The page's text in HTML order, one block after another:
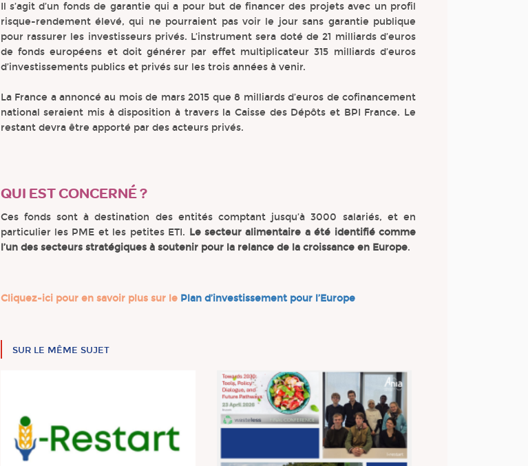
Il s’agit d’un fonds de garantie qui a pour but de financer des projets avec un profil
risque-rendement élevé, qui ne pourraient pas voir le jour sans garantie publique
pour rassurer les investisseurs privés. L’instrument sera doté de 21 milliards d’euros
de fonds européens et doit générer par effet multiplicateur 315 milliards d’euros
d’investissements publics et privés sur les trois années à venir.
La France a annoncé au mois de mars 2015 que 8 milliards d’euros de cofinancement
national seraient mis à disposition à travers la Caisse des Dépôts et BPI France. Le
restant devra être apporté par des acteurs privés.
QUI EST CONCERNÉ ?
Ces fonds sont à destination des entités comptant jusqu’à 3000 salariés, et en
particulier les PME et les petites ETI. Le secteur alimentaire a été identifié comme
l’un des secteurs stratégiques à soutenir pour la relance de la croissance en Europe.
Cliquez-ici pour en savoir plus sur le Plan d’investissement pour l’Europe
SUR LE MÊME SUJET